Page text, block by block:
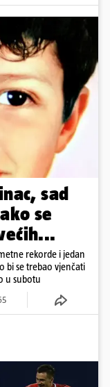
sad
se
rekorde i jedan
bi se trebao vjenčati
u subotu